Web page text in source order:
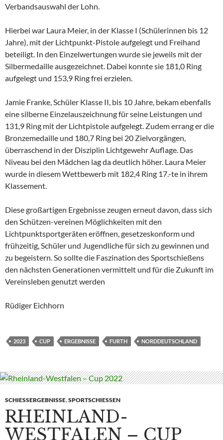
Verbandsauswahl der Lohn.
Hierbei war Laura Meier, in der Klasse I (Schülerinnen bis 12
Jahre), mit der Lichtpunkt-Pistole aufgelegt und Freihand
beteiligt. In den Einzelwertungen wurde sie jeweils mit der
Silbermedaille ausgezeichnet. Dabei konnte sie 181,0 Ring
aufgelegt und 153,9 Ring frei erzielen.
Jamie Franke, Schüler Klasse II, bis 10 Jahre, bekam ebenfalls
eine silberne Einzelauszeichnung für seine Leistungen und
131,9 Ring mit der Lichtpistole aufgelegt. Zudem errang er die
Bronzemedaille und 180,7 Ring bei 20 Zielvorgängen,
überraschend in der Disziplin Lichtgewehr Auflage. Das
Niveau bei den Mädchen lag da deutlich höher. Laura Meier
wurde in diesem Wettbewerb mit 182,4 Ring 17.-te in ihrem
Klassement.
Diese großartigen Ergebnisse zeugen erneut davon, dass sich
den Schützen-vereinen Möglichkeiten mit den
Lichtpunktsportgeräten eröffnen, gesetzeskonform und
frühzeitig, Schüler und Jugendliche für sich zu gewinnen und
zu begeistern. So sollte die Faszination des Sportschießens
den nächsten Generationen vermittelt und für die Zukunft im
Vereinsleben genutzt werden
Rüdiger Eichhorn
2023 CUP ERGEBNISSE FURTH NORDDEUTSCHLAND
SCHIESSERGEBNISSE ,SPORTSCHIESSEN
RHEINLAND-
WESTFALEN – CUP